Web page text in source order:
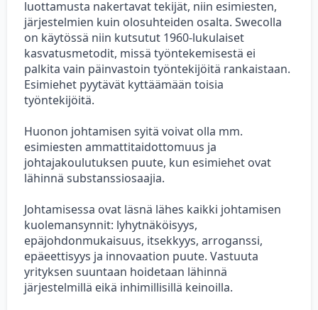
luottamusta nakertavat tekijät, niin esimiesten,
järjestelmien kuin olosuhteiden osalta. Swecolla
on käytössä niin kutsutut 1960-lukulaiset
kasvatusmetodit, missä työntekemisestä ei
palkita vain päinvastoin työntekijöitä rankaistaan.
Esimiehet pyytävät kyttäämään toisia
työntekijöitä.
Huonon johtamisen syitä voivat olla mm.
esimiesten ammattitaidottomuus ja
johtajakoulutuksen puute, kun esimiehet ovat
lähinnä substanssiosaajia.
Johtamisessa ovat läsnä lähes kaikki johtamisen
kuolemansynnit: lyhytnäköisyys,
epäjohdonmukaisuus, itsekkyys, arroganssi,
epäeettisyys ja innovaation puute. Vastuuta
yrityksen suuntaan hoidetaan lähinnä
järjestelmillä eikä inhimillisillä keinoilla.